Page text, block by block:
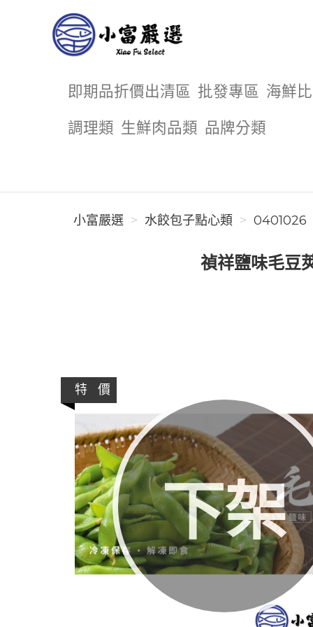
即期品折價出清區 批發專區 海鮮
調理類 生鮮肉品類 品牌分類
小富嚴選 水餃包子點心類 0401026
禎祥鹽味毛豆
下架
特 價